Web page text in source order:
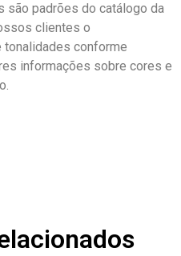
padrões do catálogo da
clientes o
conforme
informações sobre cores e